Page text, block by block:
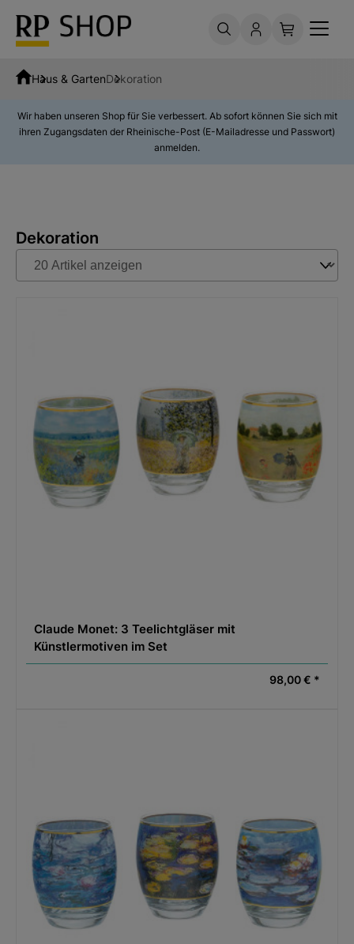
Haus & GartenDekoration
Wir haben unseren Shop für Sie verbessert. Ab sofort können Sie sich mit
ihren Zugangsdaten der Rheinische-Post (E-Mailadresse und Passwort)
anmelden.
Dekoration
Claude Monet: 3 Teelichtgläser mit
Künstlermotiven im Set
98,00 € *